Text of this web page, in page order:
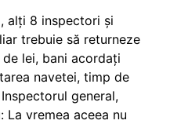
alți 8 inspectori și
trebuie să returneze
lei, bani acordați
navetei, timp de
general,
La vremea aceea nu